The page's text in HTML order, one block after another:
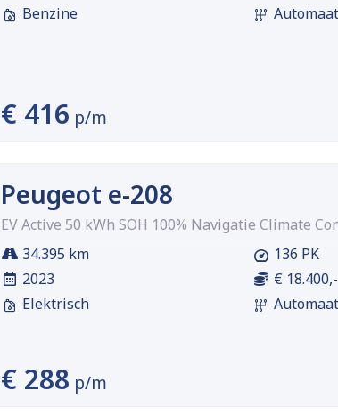
Benzine
Automaat
€ 416 p/m
Peugeot e-208
EV Active 50 kWh SOH 100% Navigatie Climate
34.395 km
2023
Elektrisch
136 PK
€ 18.400,-
Automaat
€ 288 p/m